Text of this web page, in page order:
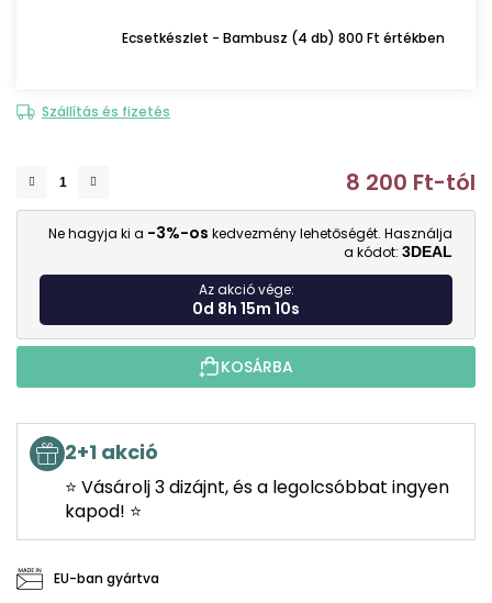
Ecsetkészlet - Bambusz (4 db) 800 Ft értékben
Szállítás és fizetés
8 200 Ft-tól
Ne hagyja ki a -3%-os kedvezmény lehetőségét. Használja
a kódot: 3DEAL
Az akció vége:
0d 8h 15m 9s
KOSÁRBA
2+1 akció
⭐ Vásárolj 3 dizájnt, és a legolcsóbbat ingyen
kapod! ⭐
EU-ban gyártva